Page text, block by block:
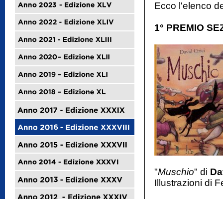
Ecco l'elenco
1° PREMIO
"Muschio" di
Illustrazioni di